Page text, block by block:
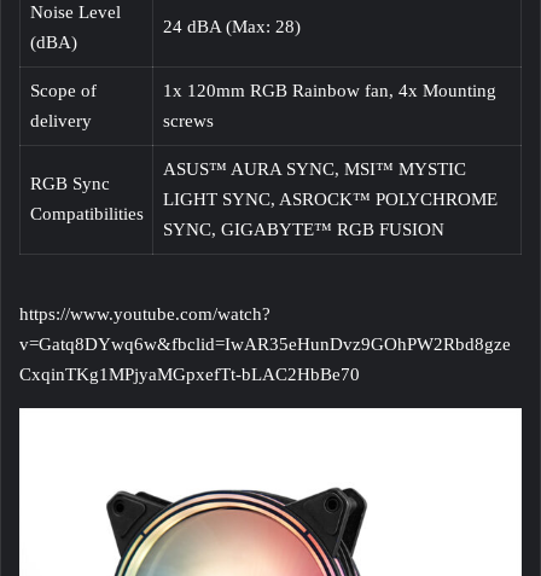
Noise Level
(dBA)
24 dBA (Max: 28)
Scope of
delivery
1x 120mm RGB Rainbow fan, 4x Mounting
screws
RGB Sync
Compatibilities
ASUS™ AURA SYNC, MSI™ MYSTIC
LIGHT SYNC, ASROCK™ POLYCHROME
SYNC, GIGABYTE™ RGB FUSION
https://www.youtube.com/watch?
v=Gatq8DYwq6w&fbclid=IwAR35eHunDvz9GOhPW2Rbd8gze
CxqinTKg1MPjyaMGpxefTt-bLAC2HbBe70